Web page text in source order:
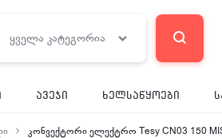
ყველა კატეგორია
ავეჯი ხელსაწყოები
კონვექტორი ელექტრო Tesy CN03 150